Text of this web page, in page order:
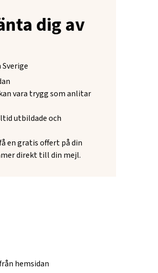
dig av
vara trygg som anlitar
utbildade och
en gratis offert på din
direkt till din mejl.
hemsidan